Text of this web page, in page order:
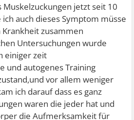
Muskelzuckungen jetzt seit 10
auch dieses Symptom müsse
zusammen
Untersuchungen wurde
einiger zeit
und autogenes Training
vor allem weniger
ich darauf dass es ganz
waren die jeder hat und
die Aufmerksamkeit für